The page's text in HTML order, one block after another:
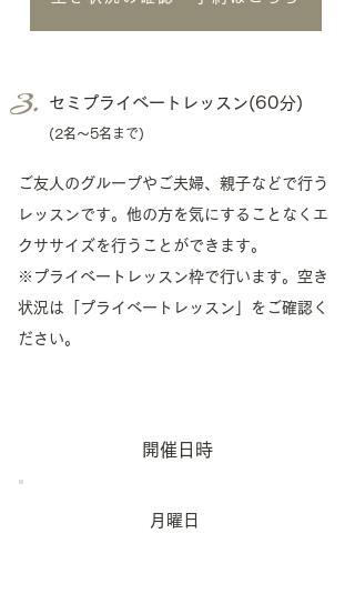
セミプライベートレッスン(60分)
(​2名〜5名まで)
ご友人のグループやご夫婦、親子などで行う
レッスンです。他の方を気にすることなくエ
クササイズを行うことができます。
※プライベートレッスン枠で行います。空き
状況は「プライベートレッスン」をご確認く
ださい。
開催日時
月曜日